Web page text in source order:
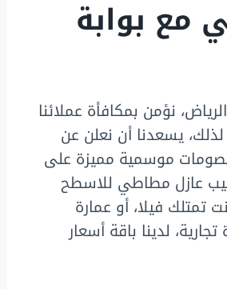
مع بوابة
نؤمن بمكافأة عملائنا
يسعدنا أن نعلن عن
موسمية مميزة على
عازل مطاطي للاسطح
تمتلك فيلا، أو عمارة
لدينا باقة أسعار